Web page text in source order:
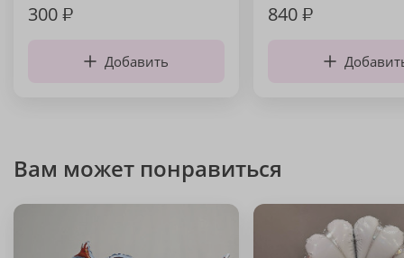
300₽
Добавить
840₽
Вам может понравиться